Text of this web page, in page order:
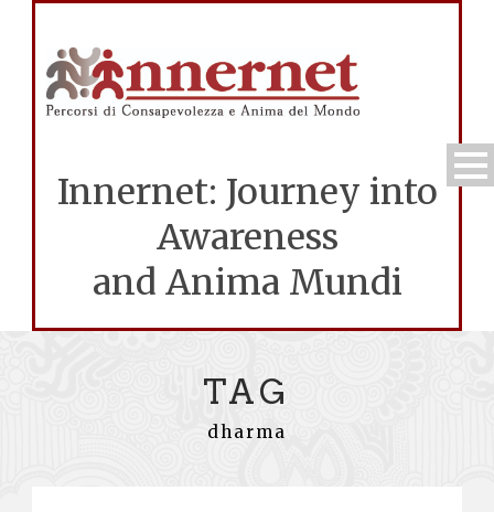
Innernet: Journey into
Awareness
and Anima Mundi
TAG
dharma